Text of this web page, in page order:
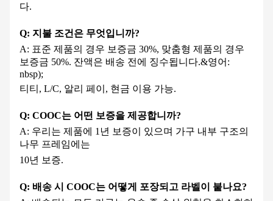
다.
Q: 지불 조건은 무엇입니까?
A: 표준 제품의 경우 보증금 30%, 맞춤형 제품의 경우
보증금 50%. 잔액은 배송 전에 징수됩니다.&영어:
nbsp);
티티, L/C, 알리 페이, 현금 이용 가능.
Q: COOC는 어떤 보증을 제공합니까?
A: 우리는 제품에 1년 보증이 있으며 가구 내부 구조의
나무 프레임에는
10년 보증.
Q: 배송 시 COOC는 어떻게 포장되고 라벨이 붙나요?